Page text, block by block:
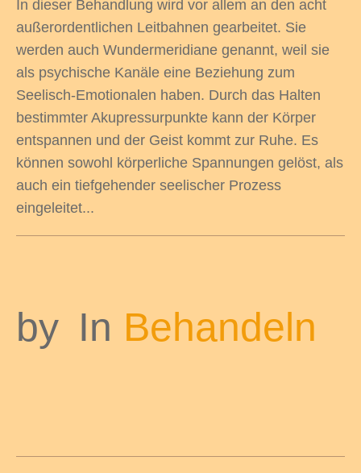
In dieser Behandlung wird vor allem an den acht
außerordentlichen Leitbahnen gearbeitet. Sie
werden auch Wundermeridiane genannt, weil sie
als psychische Kanäle eine Beziehung zum
Seelisch-Emotionalen haben. Durch das Halten
bestimmter Akupressurpunkte kann der Körper
entspannen und der Geist kommt zur Ruhe. Es
können sowohl körperliche Spannungen gelöst, als
auch ein tiefgehender seelischer Prozess
eingeleitet...
by In Behandeln